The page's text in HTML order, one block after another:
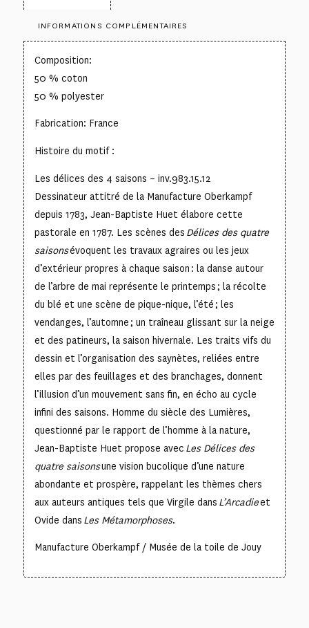
INFORMATIONS COMPLÉMENTAIRES
Composition:
50 % coton
50 % polyester
Fabrication: France
Histoire du motif :
Les délices des 4 saisons – inv.983.15.12
Dessinateur attitré de la Manufacture Oberkampf
depuis 1783, Jean-Baptiste Huet élabore cette
pastorale en 1787. Les scènes des Délices des quatre
saisonsévoquent les travaux agraires ou les jeux
d’extérieur propres à chaque saison : la danse autour
de l’arbre de mai représente le printemps ; la récolte
du blé et une scène de pique-nique, l’été ; les
vendanges, l’automne ; un traîneau glissant sur la neige
et des patineurs, la saison hivernale. Les traits vifs du
dessin et l’organisation des saynètes, reliées entre
elles par des feuillages et des branchages, donnent
l’illusion d’un mouvement sans fin, en écho au cycle
infini des saisons. Homme du siècle des Lumières,
questionné par le rapport de l’homme à la nature,
Jean-Baptiste Huet propose avec Les Délices des
quatre saisonsune vision bucolique d’une nature
abondante et prospère, rappelant les thèmes chers
aux auteurs antiques tels que Virgile dans L’Arcadieet
Ovide dans Les Métamorphoses.
Manufacture Oberkampf / Musée de la toile de Jouy